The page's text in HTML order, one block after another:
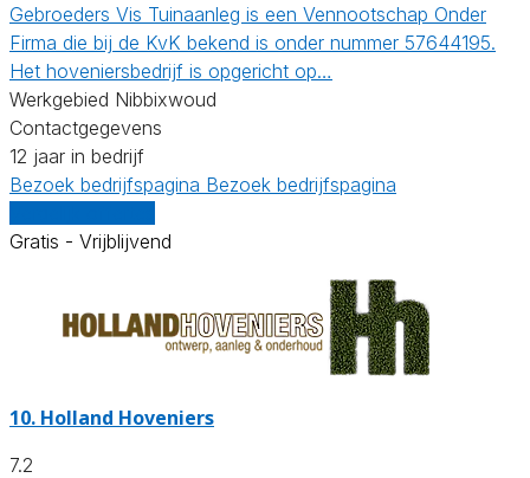
Gebroeders Vis Tuinaanleg is een Vennootschap Onder
Firma die bij de KvK bekend is onder nummer 57644195.
Het hoveniersbedrijf is opgericht op…
Werkgebied Nibbixwoud
Contactgegevens
12 jaar in bedrijf
Bezoek bedrijfspagina Bezoek bedrijfspagina
Gratis - Vrijblijvend
10. Holland Hoveniers
7.2